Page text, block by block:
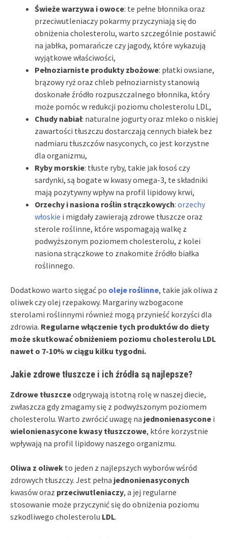
Świeże warzywa i owoce: te pełne błonnika oraz
przeciwutleniaczy pokarmy przyczyniają się do
obniżenia cholesterolu, warto szczególnie postawić
na jabłka, pomarańcze czy jagody, które wykazują
wyjątkowe właściwości,
Pełnoziarniste produkty zbożowe: płatki owsiane,
brązowy ryż oraz chleb pełnoziarnisty stanowią
doskonałe źródło rozpuszczalnego błonnika, który
może pomóc w redukcji poziomu cholesterolu LDL,
Chudy nabiał: naturalne jogurty oraz mleko o niskiej
zawartości tłuszczu dostarczają cennych białek bez
nadmiaru tłuszczów nasyconych, co jest korzystne
dla organizmu,
Ryby morskie: tłuste ryby, takie jak łosoś czy
sardynki, są bogate w kwasy omega-3, te składniki
mają pozytywny wpływ na profil lipidowy krwi,
Orzechy i nasiona roślin strączkowych: orzechy
włoskie i migdały zawierają zdrowe tłuszcze oraz
sterole roślinne, które wspomagają walkę z
podwyższonym poziomem cholesterolu, z kolei
nasiona strączkowe to znakomite źródło białka
roślinnego.
Dodatkowo warto sięgać po oleje roślinne, takie jak oliwa z
oliwek czy olej rzepakowy. Margariny wzbogacone
sterolami roślinnymi również mogą przynieść korzyści dla
zdrowia. Regularne włączenie tych produktów do diety
może skutkować obniżeniem poziomu cholesterolu LDL
nawet o 7-10% w ciągu kilku tygodni.
Jakie zdrowe tłuszcze i ich źródła są najlepsze?
Zdrowe tłuszczeodgrywają istotną rolę w naszej diecie,
zwłaszcza gdy zmagamy się z podwyższonym poziomem
cholesterolu. Warto zwrócić uwagę na jednonienasycone i
wielonienasycone kwasy tłuszczowe, które korzystnie
wpływają na profil lipidowy naszego organizmu.
Oliwa z oliwek to jeden z najlepszych wyborów wśród
zdrowych tłuszczy. Jest pełna jednonienasyconych
kwasów oraz przeciwutleniaczy, a jej regularne
stosowanie może przyczynić się do obniżenia poziomu
szkodliwego cholesterolu LDL.